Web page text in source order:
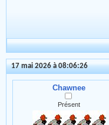
17 mai 2026 à 08:06:26
Chawnee
Présent